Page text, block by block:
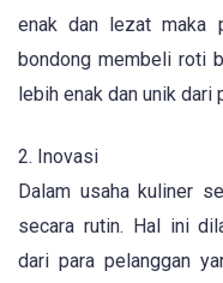
enak dan lezat maka
bondong membeli roti
lebih enak dan unik dari
2. Inovasi
Dalam usaha kuliner
secara rutin. Hal ini
dari para pelanggan